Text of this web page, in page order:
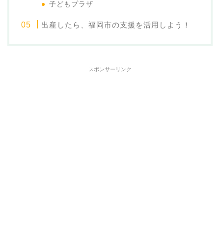
子どもプラザ
出産したら、福岡市の支援を活用しよう！
スポンサーリンク